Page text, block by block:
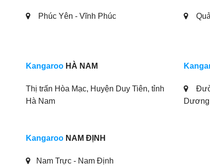
Phúc Yên - Vĩnh Phúc
Kangaroo HÀ NAM
Thị trấn Hòa Mạc, Huyện Duy Tiên, tỉnh
Hà Nam
Dương
Kangaroo NAM ĐỊNH
Nam Trực - Nam Định